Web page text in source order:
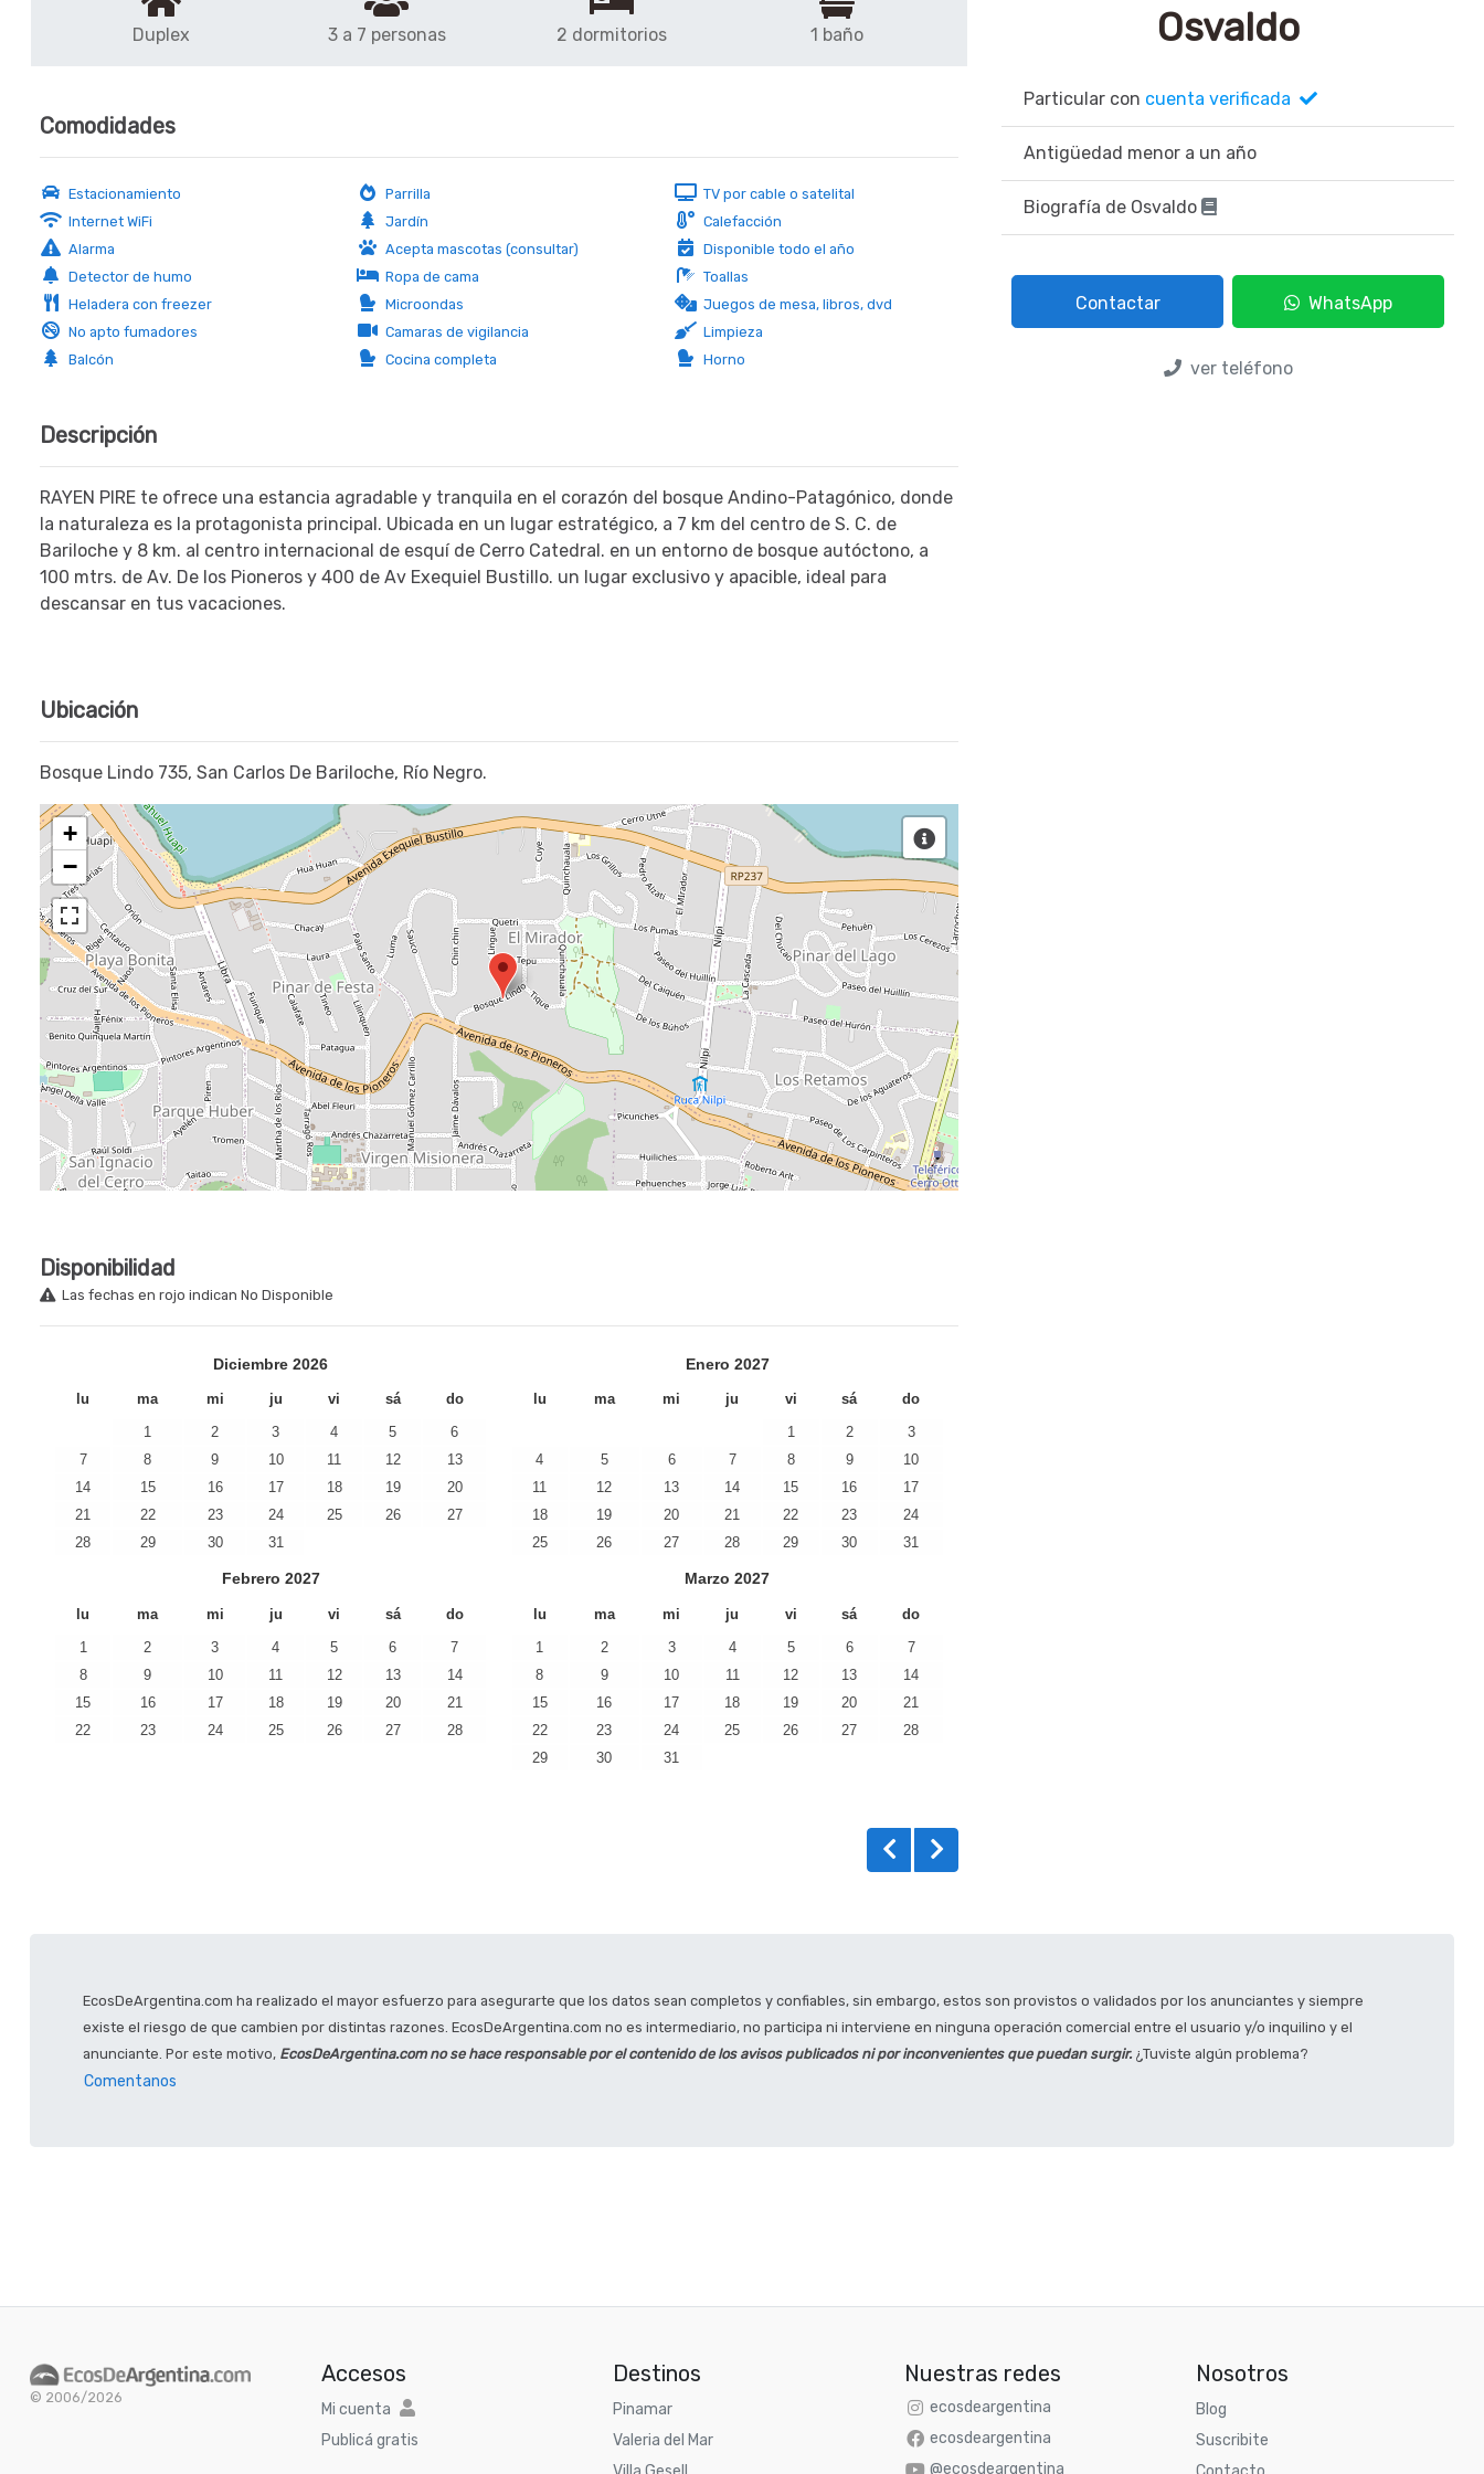
Duplex 3 a 7 personas 2 dormitorios 1 baño
Comodidades
Estacionamiento Parrilla
TV por cable o satelital
Internet WiFi
Jardín
Calefacción
Alarma
Acepta mascotas (consultar)
Disponible todo el año
Detector de humo
Ropa de cama
Toallas
Heladera con freezer
Microondas
Juegos de mesa, libros, dvd
No apto fumadores
Camaras de vigilancia
Limpieza
Balcón
Cocina completa Horno
Descripción
RAYEN PIRE te ofrece una estancia agradable y tranquila en el corazón del bosque Andino-Patagónico, donde
la naturaleza es la protagonista principal. Ubicada en un lugar estratégico, a 7 km del centro de S. C. de
Bariloche y 8 km. al centro internacional de esquí de Cerro Catedral. en un entorno de bosque autóctono, a
100 mtrs. de Av. De los Pioneros y 400 de Av Exequiel Bustillo. un lugar exclusivo y apacible, ideal para
descansar en tus vacaciones.
Ubicación
Bosque Lindo 735, San Carlos De Bariloche, Río Negro.
+
−
Disponibilidad
Las fechas en rojo indican No Disponible
Diciembre 2026
lu ma mi ju vi sá do
1 2 3 4 5
6
7
8 9 10 11 12
13
14
15 16 17 18 19
20
21
22 23 24 25 26
27
28
29 30 31
Enero 2027
lu ma mi ju vi sá do
1 2
3
4
5 6 7 8 9
10
11
12 13 14 15 16
17
18
19 20 21 22 23
24
25
26 27 28 29 30 31
Febrero 2027
lu ma mi ju vi sá do
1 2 3 4 5 6
7
8
9 10 11 12 13
14
15
16 17 18 19 20
21
22
23 24 25 26 27 28
Marzo 2027
lu ma mi ju vi sá do
1 2 3 4 5 6
7
8
9 10 11 12 13
14
15
16 17 18 19 20
21
22
23 24 25 26 27
28
29
30 31
Osvaldo
Particular con cuenta verificada
Antigüedad menor a un año
Biografía de Osvaldo
Contactar WhatsApp
ver teléfono
EcosDeArgentina.com ha realizado el mayor esfuerzo para asegurarte que los datos sean completos y confiables, sin embargo, estos son provistos o validados por los anunciantes y siempre
existe el riesgo de que cambien por distintas razones. EcosDeArgentina.com no es intermediario, no participa ni interviene en ninguna operación comercial entre el usuario y/o inquilino y el
anunciante. Por este motivo, EcosDeArgentina.com no se hace responsable por el contenido de los avisos publicados ni por inconvenientes que puedan surgir. ¿Tuviste algún problema?
Comentanos
© 2006/2026
Accesos
Mi cuenta
Publicá gratis
Destinos
Pinamar
Valeria del Mar
Nuestras redes
ecosdeargentina
ecosdeargentina
@ecosdeargentina
Nosotros
Blog
Suscribite